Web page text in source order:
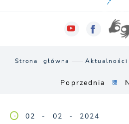
Strona główna Aktualności
Poprzednia
02 - 02 - 2024